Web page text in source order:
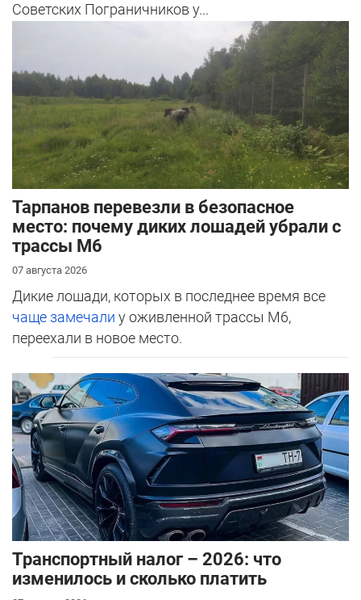
Советских Пограничников у...
Тарпанов перевезли в безопасное
место: почему диких лошадей убрали с
трассы М6
07 августа 2026
Дикие лошади, которых в последнее время все
чаще замечали у оживленной трассы М6,
переехали в новое место.
Транспортный налог – 2026: что
изменилось и сколько платить